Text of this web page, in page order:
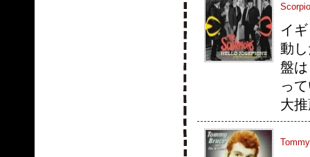
イ
動
盤
っ
大